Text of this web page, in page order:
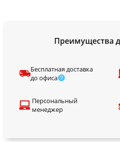
Преимущества
Бесплатная доставка
до офиса
Персональный
менеджер